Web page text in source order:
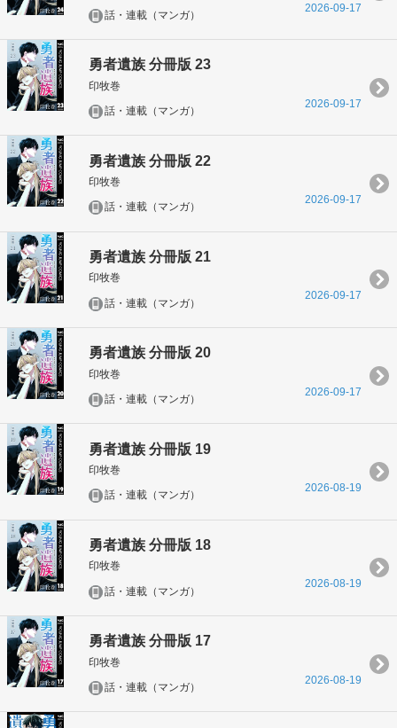
話・連載（マンガ）
2026-09-17
勇者遺族 分冊版 23
印牧巻
話・連載（マンガ）
2026-09-17
勇者遺族 分冊版 22
印牧巻
話・連載（マンガ）
2026-09-17
勇者遺族 分冊版 21
印牧巻
話・連載（マンガ）
2026-09-17
勇者遺族 分冊版 20
印牧巻
話・連載（マンガ）
2026-09-17
勇者遺族 分冊版 19
印牧巻
話・連載（マンガ）
2026-08-19
勇者遺族 分冊版 18
印牧巻
話・連載（マンガ）
2026-08-19
勇者遺族 分冊版 17
印牧巻
話・連載（マンガ）
2026-08-19